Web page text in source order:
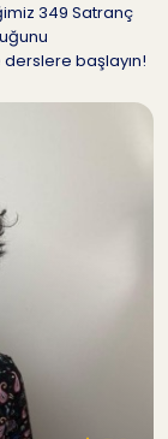
349 Satranç
başlayın!